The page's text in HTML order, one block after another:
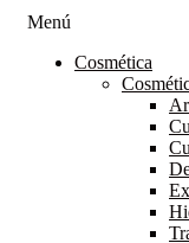
Menú
Cosmética